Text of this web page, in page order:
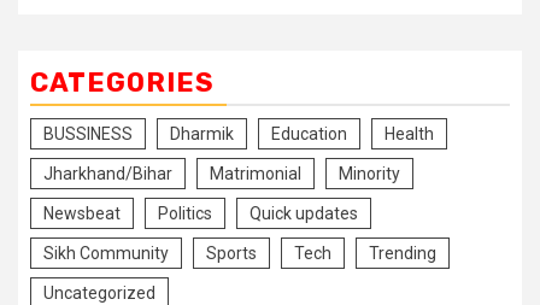
CATEGORIES
BUSSINESS Dharmik Education Health
Jharkhand/Bihar Matrimonial Minority
Newsbeat Politics Quick updates
Sikh Community Sports Tech Trending
Uncategorized